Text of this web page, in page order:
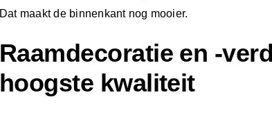
Dat maakt de binnenkant nog mooier.
Raamdecoratie en -
hoogste kwaliteit